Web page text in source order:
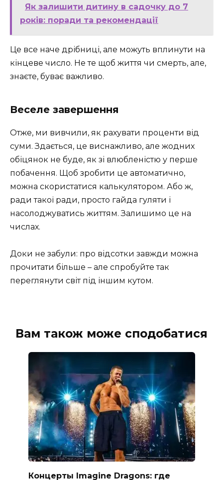
Як залишити дитину в садочку до 7
років: поради та рекомендації
Це все наче дрібниці, але можуть вплинути на
кінцеве число. Не те щоб життя чи смерть, але,
знаєте, буває важливо.
Веселе завершення
Отже, ми вивчили, як рахувати проценти від
суми. Здається, це виснажливо, але жодних
обіцянок не буде, як зі влюбленістю у перше
побачення. Щоб зробити це автоматично,
можна скористатися калькулятором. Або ж,
ради такої ради, просто гайда гуляти і
насолоджуватись життям. Залишимо це на
числах.
Доки не забули: про відсотки завжди можна
прочитати більше – але спробуйте так
переглянути світ під іншим кутом.
Вам також може сподобатися
Концерты Imagine Dragons: где